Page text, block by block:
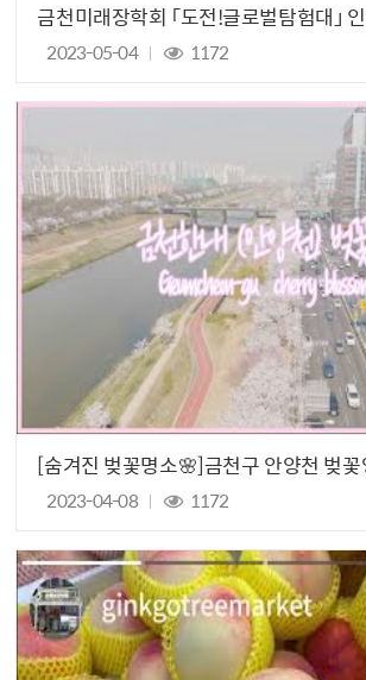
금천미래장학회 「도전!글로벌탐험대」
2023-05-04 1172
2023-04-08 1172